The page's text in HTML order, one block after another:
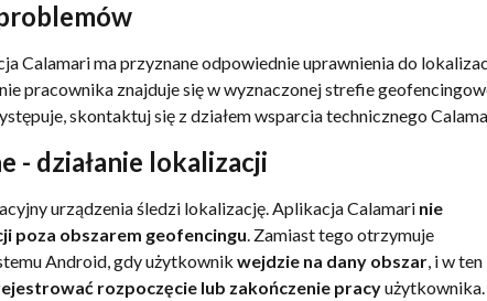
Calamari ma przyznane odpowiednie uprawnienia do
pracownika znajduje się w wyznaczonej strefie
skontaktuj się z działem wsparcia technicznego
- działanie lokalizacji
urządzenia śledzi lokalizację. Aplikacja Calamari nie
poza obszarem geofencingu. Zamiast tego otrzymuje
Android, gdy użytkownik wejdzie na dany obszar, i w ten
rozpoczęcie lub zakończenie pracy użytkownika.